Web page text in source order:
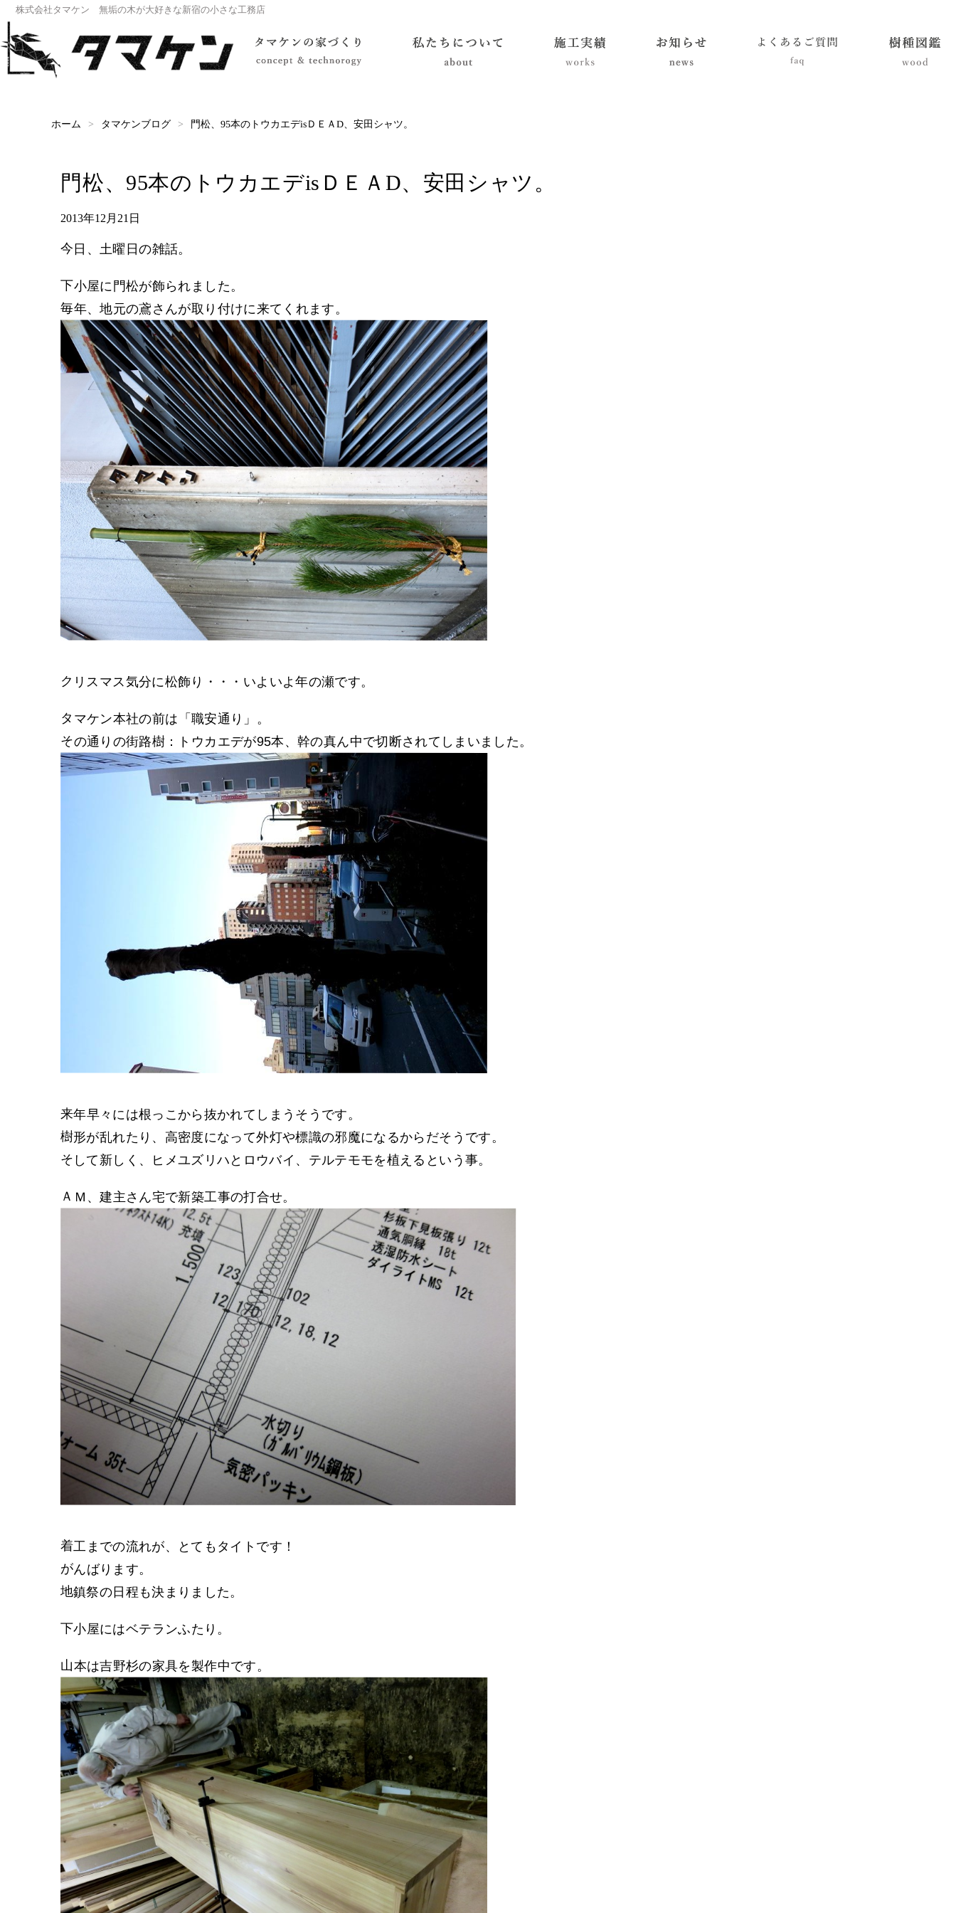
株式会社タマケン 無垢の木が大好きな新宿の小さな工務店
ホーム タマケンブログ 門松、95本のトウカエデisＤＥＡD、安田シャツ。
門松、95本のトウカエデisＤＥＡD、安田シャツ。
2013年12月21日
今日、土曜日の雑話。
下小屋に門松が飾られました。
毎年、地元の鳶さんが取り付けに来てくれます。
クリスマス気分に松飾り・・・いよいよ年の瀬です。
タマケン本社の前は「職安通り」。
その通りの街路樹：トウカエデが95本、幹の真ん中で切断されてしまいました。
来年早々には根っこから抜かれてしまうそうです。
樹形が乱れたり、高密度になって外灯や標識の邪魔になるからだそうです。
そして新しく、ヒメユズリハとロウバイ、テルテモモを植えるという事。
ＡＭ、建主さん宅で新築工事の打合せ。
着工までの流れが、とてもタイトです！
がんばります。
地鎮祭の日程も決まりました。
下小屋にはベテランふたり。
山本は吉野杉の家具を製作中です。